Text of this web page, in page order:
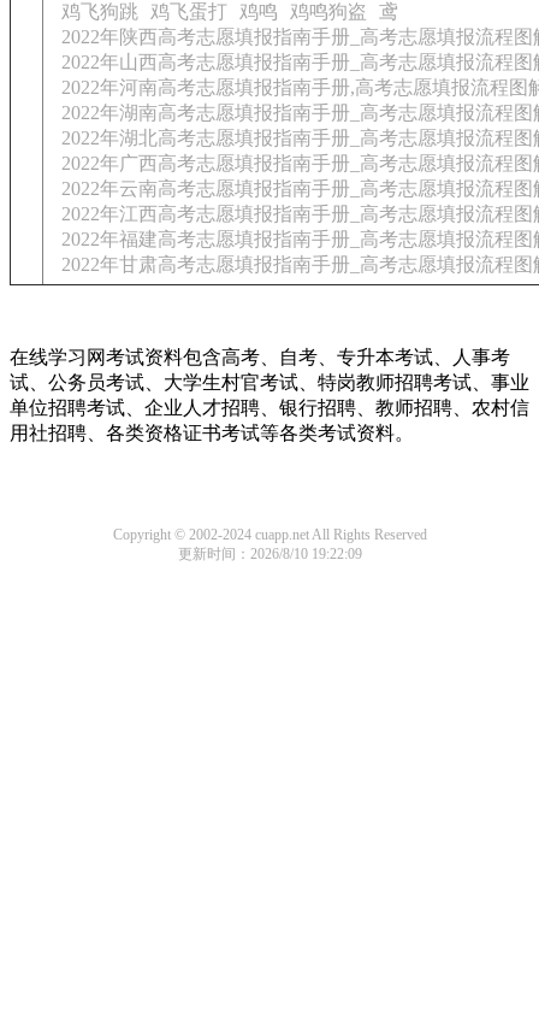
鸡飞狗跳
鸡飞蛋打 鸡鸣 鸡鸣狗盗
鸢
2022年陕西高考志愿填报指南手册_高考志愿填报流程图
2022年山西高考志愿填报指南手册_高考志愿填报流程图
2022年河南高考志愿填报指南手册,高考志愿填报流程图
2022年湖南高考志愿填报指南手册_高考志愿填报流程图
2022年湖北高考志愿填报指南手册_高考志愿填报流程图
2022年广西高考志愿填报指南手册_高考志愿填报流程图
2022年云南高考志愿填报指南手册_高考志愿填报流程图
2022年江西高考志愿填报指南手册_高考志愿填报流程图
2022年福建高考志愿填报指南手册_高考志愿填报流程图
2022年甘肃高考志愿填报指南手册_高考志愿填报流程图
在线学习网考试资料包含高考、自考、专升本考试、人事考
试、公务员考试、大学生村官考试、特岗教师招聘考试、事业
单位招聘考试、企业人才招聘、银行招聘、教师招聘、农村信
用社招聘、各类资格证书考试等各类考试资料。
Copyright © 2002-2024 cuapp.net All Rights Reserved
更新时间：2026/8/10 19:22:09